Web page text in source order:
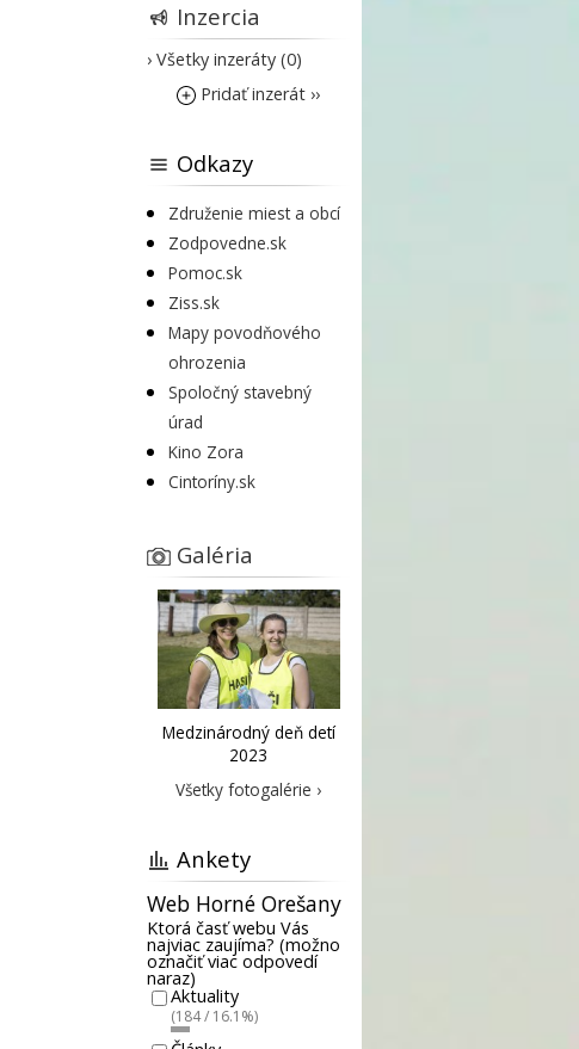
Inzercia
› Všetky inzeráty (0)
Pridať inzerát ››
Odkazy
Združenie miest a obcí
Zodpovedne.sk
Pomoc.sk
Ziss.sk
Mapy povodňového
ohrozenia
Spoločný stavebný
úrad
Kino Zora
Cintoríny.sk
Galéria
Medzinárodný deň detí
2023
Všetky fotogalérie ›
Ankety
Web Horné Orešany
Ktorá časť webu Vás
najviac zaujíma? (možno
označiť viac odpovedí
naraz)
Aktuality
(184 / 16.1%)